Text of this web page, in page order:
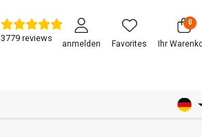
3779 reviews
anmelden Favorites
0
Ihr